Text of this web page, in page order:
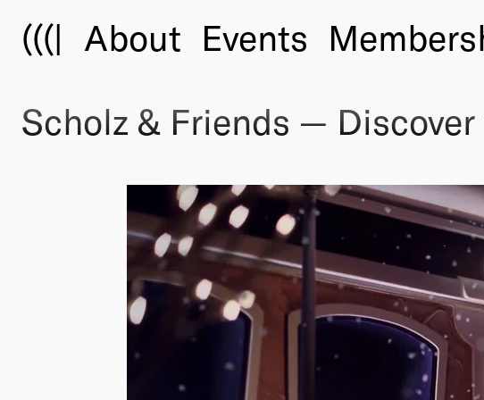
(((| About Events
Scholz & Friends —